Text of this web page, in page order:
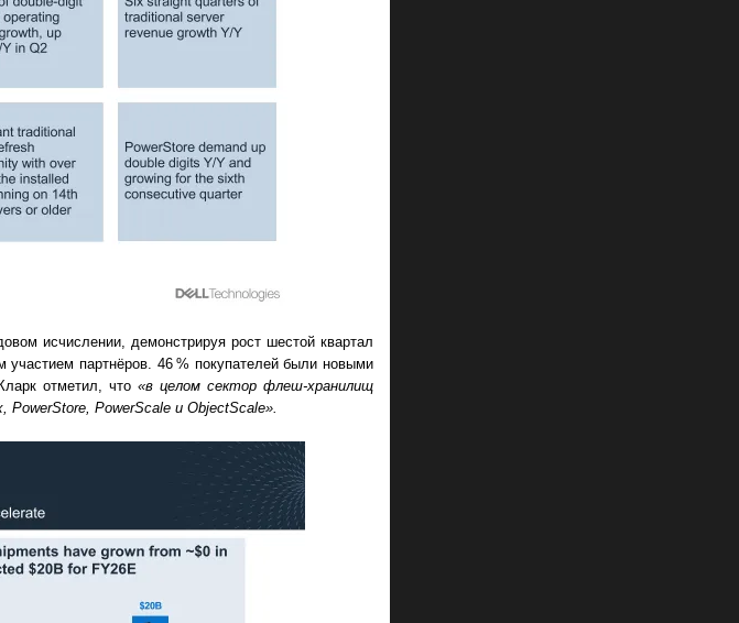
исчислении, демонстрируя рост шестой квартал
партнёров. 46 % покупателей были новыми
отметил, что «в целом сектор флеш-хранилищ
PowerScale и ObjectScale».